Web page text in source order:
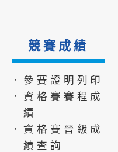
競賽成績
．參賽證明列印
．資格賽賽程成
績
．資格賽晉級成
績查詢